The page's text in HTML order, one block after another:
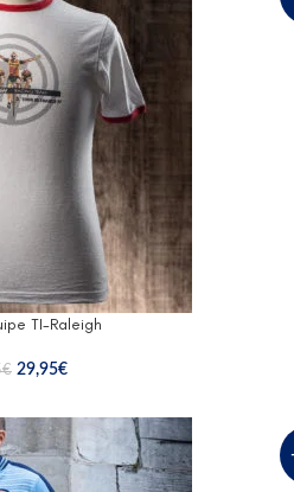
TI-Raleigh
€ 29,95€